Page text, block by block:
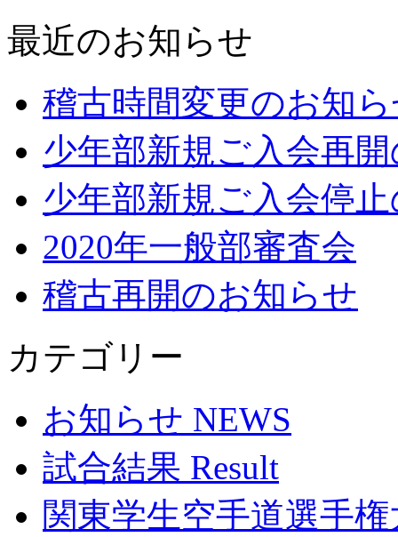
最近のお知らせ
稽古時間変更のお知
少年部新規ご入会再
少年部新規ご入会停
2020年一般部審査会
稽古再開のお知らせ
カテゴリー
お知らせ NEWS
試合結果 Result
関東学生空手道選手権